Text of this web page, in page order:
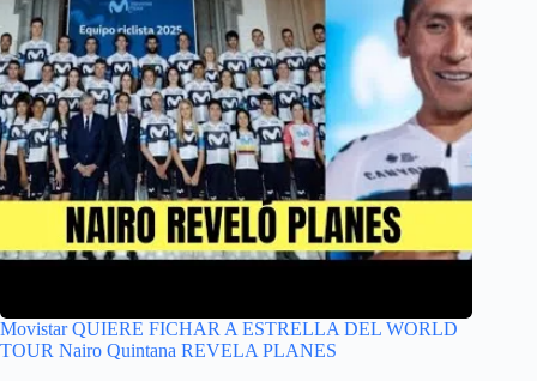
Movistar QUIERE FICHAR A ESTRELLA DEL WORLD
TOUR Nairo Quintana REVELA PLANES